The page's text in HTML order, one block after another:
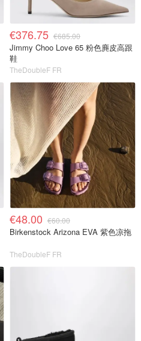
€376.75 €685.00
Jimmy Choo Love 65 粉色麂皮高跟
鞋
TheDoubleF FR
€48.00 €60.00
Birkenstock Arizona EVA 紫色凉拖
TheDoubleF FR